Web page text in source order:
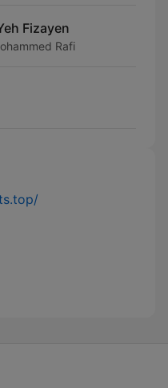
Fizayen
Rafi